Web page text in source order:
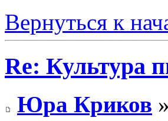
Вернуться к
Re: Культура
Юра Криков